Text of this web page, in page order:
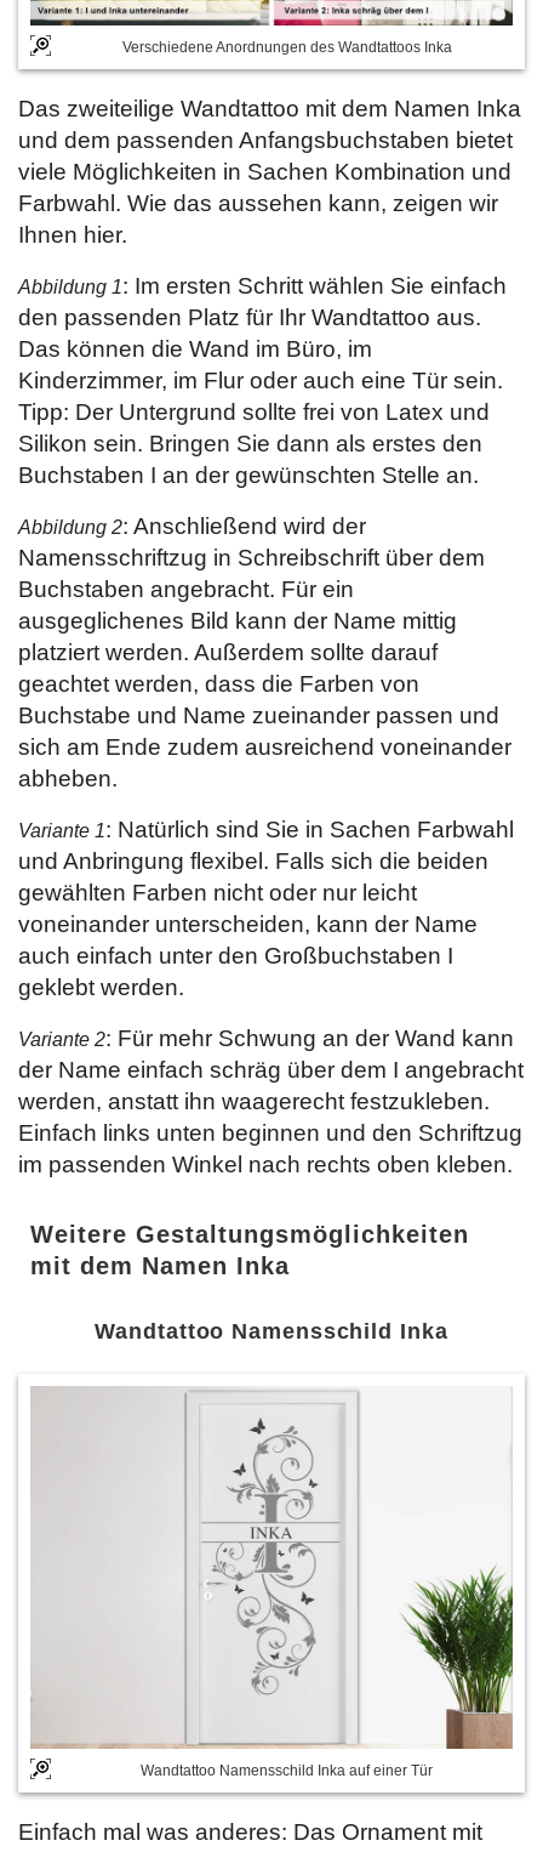
Verschiedene Anordnungen des Wandtattoos Inka
Das zweiteilige Wandtattoo mit dem Namen Inka
und dem passenden Anfangsbuchstaben bietet
viele Möglichkeiten in Sachen Kombination und
Farbwahl. Wie das aussehen kann, zeigen wir
Ihnen hier.
Abbildung 1: Im ersten Schritt wählen Sie einfach
den passenden Platz für Ihr Wandtattoo aus.
Das können die Wand im Büro, im
Kinderzimmer, im Flur oder auch eine Tür sein.
Tipp: Der Untergrund sollte frei von Latex und
Silikon sein. Bringen Sie dann als erstes den
Buchstaben I an der gewünschten Stelle an.
Abbildung 2: Anschließend wird der
Namensschriftzug in Schreibschrift über dem
Buchstaben angebracht. Für ein
ausgeglichenes Bild kann der Name mittig
platziert werden. Außerdem sollte darauf
geachtet werden, dass die Farben von
Buchstabe und Name zueinander passen und
sich am Ende zudem ausreichend voneinander
abheben.
Variante 1: Natürlich sind Sie in Sachen Farbwahl
und Anbringung flexibel. Falls sich die beiden
gewählten Farben nicht oder nur leicht
voneinander unterscheiden, kann der Name
auch einfach unter den Großbuchstaben I
geklebt werden.
Variante 2: Für mehr Schwung an der Wand kann
der Name einfach schräg über dem I angebracht
werden, anstatt ihn waagerecht festzukleben.
Einfach links unten beginnen und den Schriftzug
im passenden Winkel nach rechts oben kleben.
Weitere Gestaltungsmöglichkeiten
mit dem Namen Inka
Wandtattoo Namensschild Inka
Wandtattoo Namensschild Inka auf einer Tür
Einfach mal was anderes: Das Ornament mit